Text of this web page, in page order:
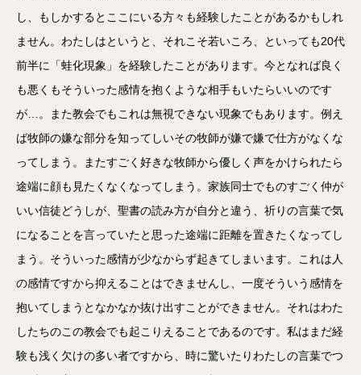
し、もしかするとここにいる方々も経験したことがあるかもしれ
ません。わたしはというと、それこそ若いころ、といっても20代
前半に「蛙化現象」を経験したことがあります。今となれば良く
も悪くもそういった感情を抱くような相手もいたらいいのです
が…。また教会でもこれは無視できない現象でもあります。例え
ば牧師の嫌な部分を知ってしいその牧師が嫌で嫌で仕方がなくな
ってしまう。またすごく好きな牧師から優しく声をかけられたら
途端に顔も見たくなくなってしまう。家族同士でものすごく仲が
いい信徒どうしが、聖書の読み方が自分と違う、祈りの言葉で気
になることを言っていたと思った途端に距離を置きたくなってし
まう。そういった感情が少なからず起きてしまいます。これは人
の感情ですから抑えることはできませんし、一度そういう感情を
抱いてしまうとなかなか抜け出すことができません。それはわた
したちのこの教会でも起こりえることであるのです。私はまだ経
験も浅く欠けの多い者ですから、時に驚いたりわたしの言葉でつ